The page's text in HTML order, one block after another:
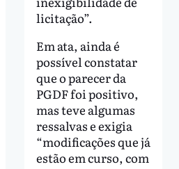
licitação”.
Em ata, ainda é
possível constatar
que o parecer da
PGDF foi positivo,
mas teve algumas
ressalvas e exigia
“modificações que já
estão em curso, com